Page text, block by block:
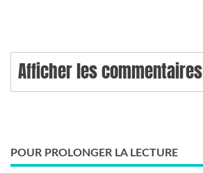
Afficher les commentaires
POUR PROLONGER LA LECTURE